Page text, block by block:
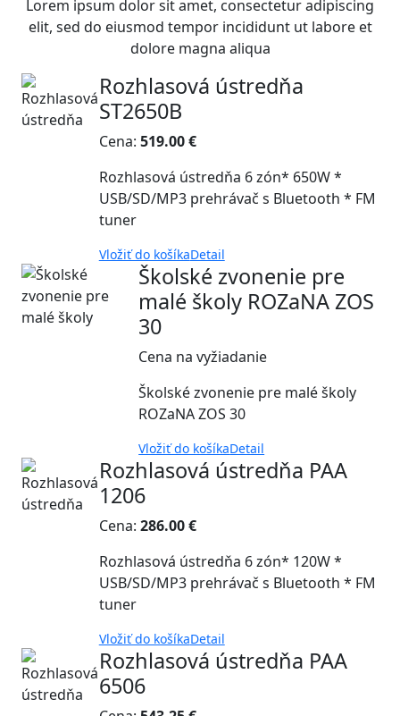
Lorem ipsum dolor sit amet, consectetur adipiscing
elit, sed do eiusmod tempor incididunt ut labore et
dolore magna aliqua
Rozhlasová ústredňa
ST2650B
Cena: 519.00 €
Rozhlasová ústredňa 6 zón* 650W *
USB/SD/MP3 prehrávač s Bluetooth * FM
tuner
Vložiť do košíkaDetail
Školské zvonenie pre
malé školy ROZaNA ZOS
30
Cena na vyžiadanie
Školské zvonenie pre malé školy
ROZaNA ZOS 30
Vložiť do košíkaDetail
Rozhlasová ústredňa PAA
1206
Cena: 286.00 €
Rozhlasová ústredňa 6 zón* 120W *
USB/SD/MP3 prehrávač s Bluetooth * FM
tuner
Vložiť do košíkaDetail
Rozhlasová ústredňa PAA
6506